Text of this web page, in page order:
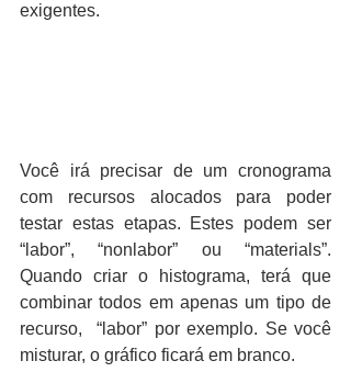
exigentes.
Você irá precisar de um cronograma
com recursos alocados para poder
testar estas etapas. Estes podem ser
“labor”, “nonlabor” ou “materials”.
Quando criar o histograma, terá que
combinar todos em apenas um tipo de
recurso,  “labor” por exemplo. Se você
misturar, o gráfico ficará em branco.